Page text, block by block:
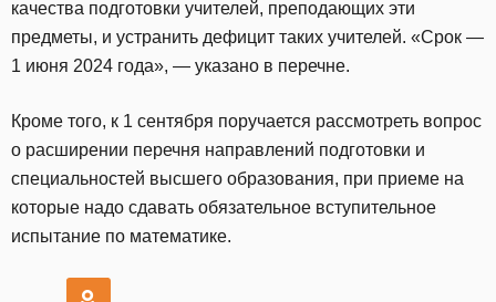
качества подготовки учителей, преподающих эти
предметы, и устранить дефицит таких учителей. «Срок —
1 июня 2024 года», — указано в перечне.
Кроме того, к 1 сентября поручается рассмотреть вопрос
о расширении перечня направлений подготовки и
специальностей высшего образования, при приеме на
которые надо сдавать обязательное вступительное
испытание по математике.